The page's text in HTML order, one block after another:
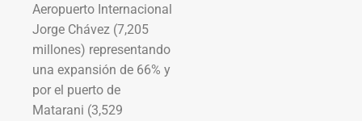
Aeropuerto Internacional
Jorge Chávez (7,205
millones) representando
una expansión de 66% y
por el puerto de
Matarani (3,529